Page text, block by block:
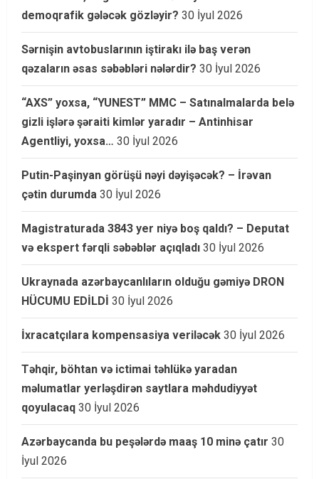
demoqrafik gələcək gözləyir? 30 İyul 2026
Sərnişin avtobuslarının iştirakı ilə baş verən
qəzaların əsas səbəbləri nələrdir? 30 İyul 2026
“AXS” yoxsa, “YUNEST” MMC – Satınalmalarda belə
gizli işlərə şəraiti kimlər yaradır – Antinhisar
Agentliyi, yoxsa… 30 İyul 2026
Putin-Paşinyan görüşü nəyi dəyişəcək? – İrəvan
çətin durumda 30 İyul 2026
Magistraturada 3843 yer niyə boş qaldı? – Deputat
və ekspert fərqli səbəblər açıqladı 30 İyul 2026
Ukraynada azərbaycanlıların olduğu gəmiyə DRON
HÜCUMU EDİLDİ 30 İyul 2026
İxracatçılara kompensasiya veriləcək 30 İyul 2026
Təhqir, böhtan və ictimai təhlükə yaradan
məlumatlar yerləşdirən saytlara məhdudiyyət
qoyulacaq 30 İyul 2026
Azərbaycanda bu peşələrdə maaş 10 minə çatır 30
İyul 2026